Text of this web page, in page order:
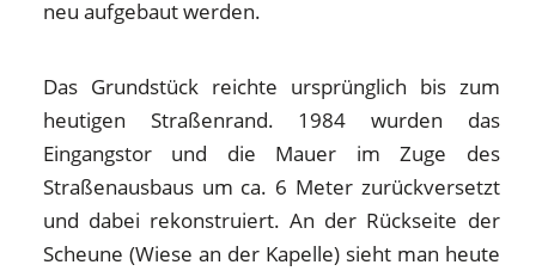
neu aufgebaut werden.
Das Grundstück reichte ursprünglich bis zum
heutigen Straßenrand. 1984 wurden das
Eingangstor und die Mauer im Zuge des
Straßenausbaus um ca. 6 Meter zurückversetzt
und dabei rekonstruiert. An der Rückseite der
Scheune (Wiese an der Kapelle) sieht man heute